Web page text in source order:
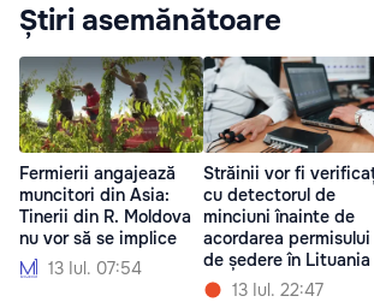
Știri asemănătoare
Fermierii angajează
muncitori din Asia:
Tinerii din R. Moldova
nu vor să se implice
13 Iul. 07:54
Străinii vor fi
cu detectorul de
minciuni înainte de
acordarea permisului
de ședere în Lituania
13 Iul. 22:47